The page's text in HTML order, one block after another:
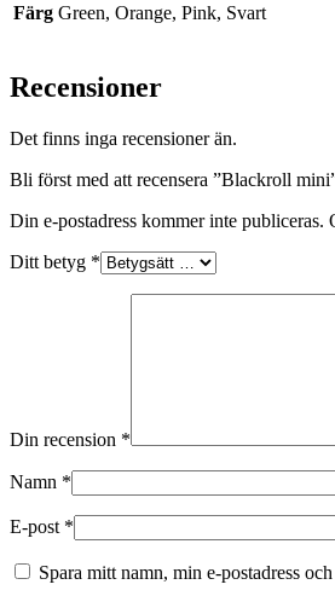
Färg Green, Orange, Pink, Svart
Recensioner
Det finns inga recensioner än.
Bli först med att recensera ”Blackroll
Din e-postadress kommer inte publiceras.
Ditt betyg *
Din recension *
Namn *
E-post *
Spara mitt namn, min e-postadress